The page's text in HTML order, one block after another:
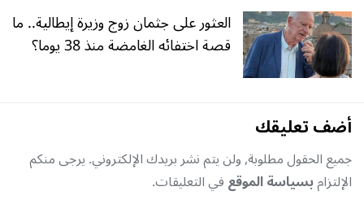
العثور على جثمان زوج وزيرة إيطالية.. ما
قصة اختفائه الغامضة منذ 38 يوما؟
أضف تعليقك
جميع الحقول مطلوبة, ولن يتم نشر بريدك الإلكتروني. يرجى منكم
الإلتزامبسياسة الموقعفي التعليقات.